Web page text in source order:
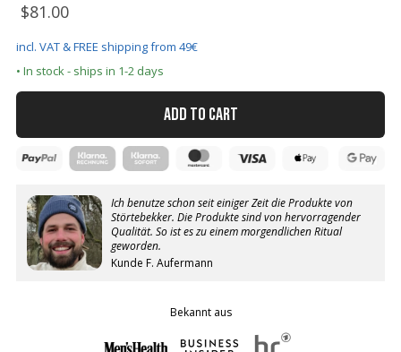
$81.00
incl. VAT & FREE shipping from 49€
• In stock - ships in 1-2 days
ADD TO CART
Ich benutze schon seit einiger Zeit die Produkte von
Störtebekker. Die Produkte sind von hervorragender
Qualität. So ist es zu einem morgendlichen Ritual
geworden.
Kunde F. Aufermann
Bekannt aus